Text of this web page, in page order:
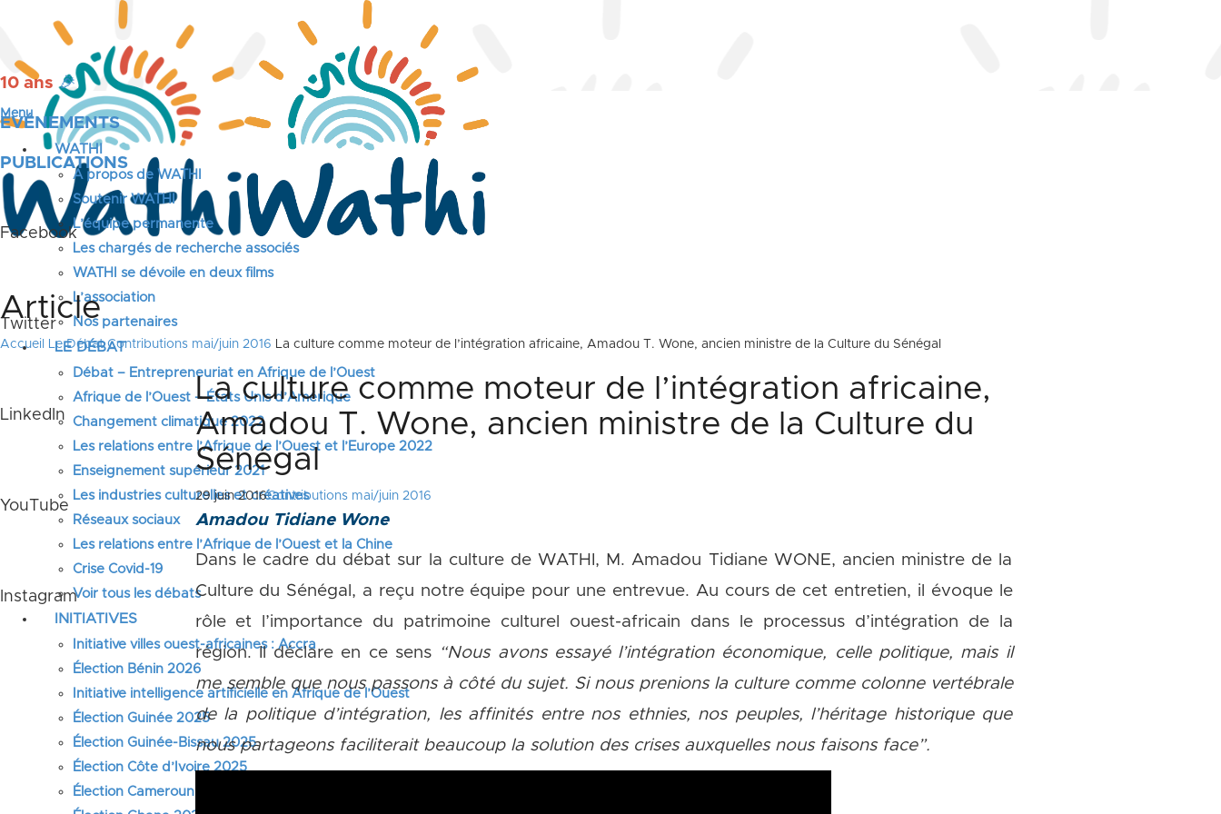
10 ans 🎉
ÉVÉNEMENTS
PUBLICATIONS
Facebook
Twitter
LinkedIn
YouTube
Instagram
Menu
WATHI
A propos de WATHI
Soutenir WATHI
L’équipe permanente
Les chargés de recherche associés
WATHI se dévoile en deux films
L’association
Nos partenaires
LE DÉBAT
Débat – Entrepreneuriat en Afrique de l’Ouest
Afrique de l’Ouest – États Unis d’Amérique
Changement climatique 2022
Les relations entre l’Afrique de l’Ouest et l’Europe 2022
Enseignement supérieur 2021
Les industries culturelles et créatives
Réseaux sociaux
Les relations entre l’Afrique de l’Ouest et la Chine
Crise Covid-19
Voir tous les débats
INITIATIVES
Initiative villes ouest-africaines : Accra
Élection Bénin 2026
Initiative intelligence artificielle en Afrique de l’Ouest
Élection Guinée 2025
Élection Guinée-Bissau 2025
Élection Côte d’Ivoire 2025
Élection Cameroun 2025
Article
Accueil Le Débat Contributions mai/juin 2016 La culture comme moteur de l’intégration africaine, Amadou T. Wone, ancien ministre de la Culture du Sénégal
La culture comme moteur de l’intégration africaine,
Amadou T. Wone, ancien ministre de la Culture du
Sénégal
29 juin 2016Contributions mai/juin 2016
Amadou Tidiane Wone
Dans le cadre du débat sur la culture de WATHI, M. Amadou Tidiane WONE, ancien ministre de la
Culture du Sénégal, a reçu notre équipe pour une entrevue. Au cours de cet entretien, il évoque le
rôle et l’importance du patrimoine culturel ouest-africain dans le processus d’intégration de la
région. Il déclare en ce sens “Nous avons essayé l’intégration économique, celle politique, mais il
me semble que nous passons à côté du sujet. Si nous prenions la culture comme colonne vertébrale
de la politique d’intégration, les affinités entre nos ethnies, nos peuples, l’héritage historique que
nous partageons faciliterait beaucoup la solution des crises auxquelles nous faisons face”.